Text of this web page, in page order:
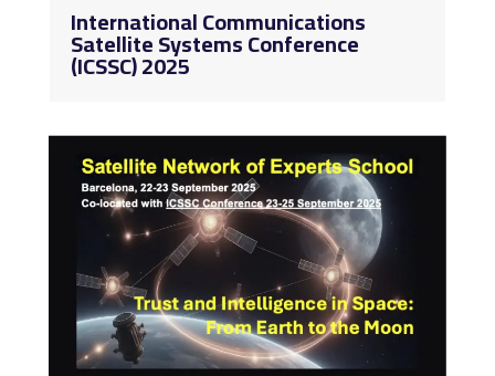
International Communications
Satellite Systems Conference
(ICSSC) 2025